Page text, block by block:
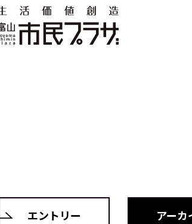
エントリー アーカ